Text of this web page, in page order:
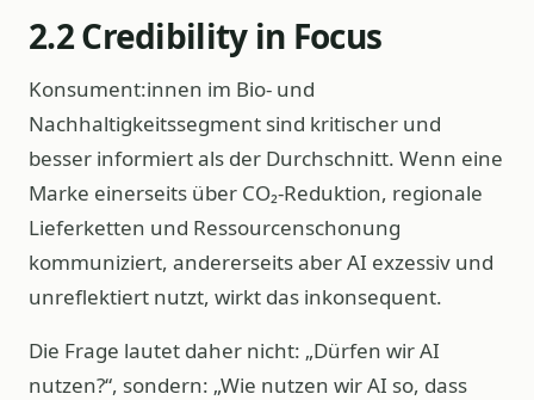
2.2 Credibility in Focus
Konsument:innen im Bio- und
Nachhaltigkeitssegment sind kritischer und
besser informiert als der Durchschnitt. Wenn eine
Marke einerseits über CO₂-Reduktion, regionale
Lieferketten und Ressourcenschonung
kommuniziert, andererseits aber AI exzessiv und
unreflektiert nutzt, wirkt das inkonsequent.
Die Frage lautet daher nicht: „Dürfen wir AI
nutzen?“, sondern: „Wie nutzen wir AI so, dass